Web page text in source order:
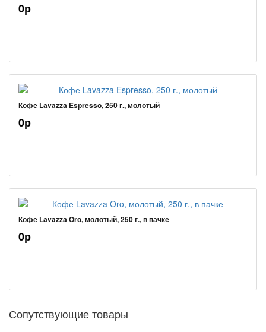
0р
Кофе Lavazza Espresso, 250 г., молотый
0р
Кофе Lavazza Oro, молотый, 250 г., в пачке
0р
Сопутствующие товары